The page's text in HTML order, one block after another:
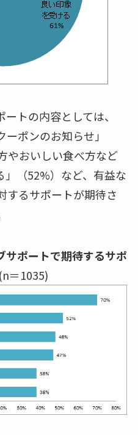
トの内容としては、
ーポンのお知らせ」
やおいしい食べ方など
」（52%）など、有益な
するサポートが期待さ
サポートで期待するサポ
(n＝1035)